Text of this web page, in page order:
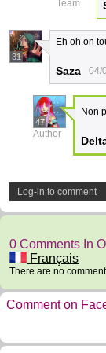
Team
31
Eh oh on
Saza 04/
47
Author
Non
Log-in to comment
0 Comments In
Français
There are no
Comment on